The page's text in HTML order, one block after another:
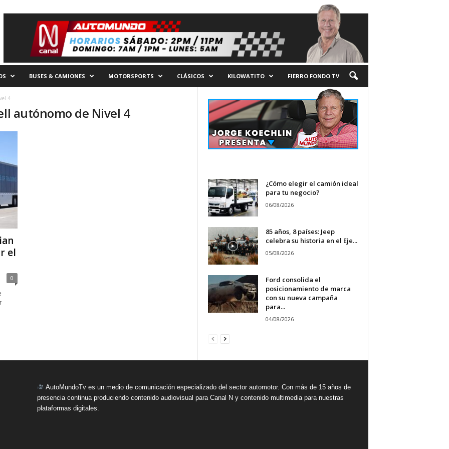
BUSES & CAMIONES MOTORSPORTS CLÁSICOS KILOWATITO FIERRO FONDO TV
4
autónomo de Nivel 4
el
0
¿Cómo elegir el camión ideal
para tu negocio?
06/08/2026
85 años, 8 países: Jeep
celebra su historia en el Eje...
05/08/2026
Ford consolida el
posicionamiento de marca
con su nueva campaña
para...
04/08/2026
AutoMundoTv es un medio de comunicación especializado del sector automotor. Con más de 15 años de
presencia continua produciendo contenido audiovisual para Canal N y contenido multimedia para nuestras
plataformas digitales.